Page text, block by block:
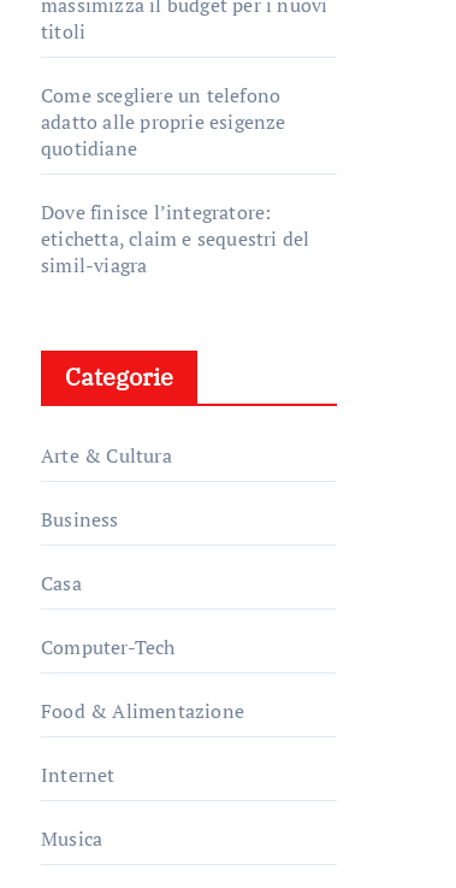
titoli
Come scegliere un telefono
adatto alle proprie esigenze
quotidiane
Dove finisce l’integratore:
etichetta, claim e sequestri del
simil-viagra
Categorie
Arte & Cultura
Business
Casa
Computer-Tech
Food & Alimentazione
Internet
Musica